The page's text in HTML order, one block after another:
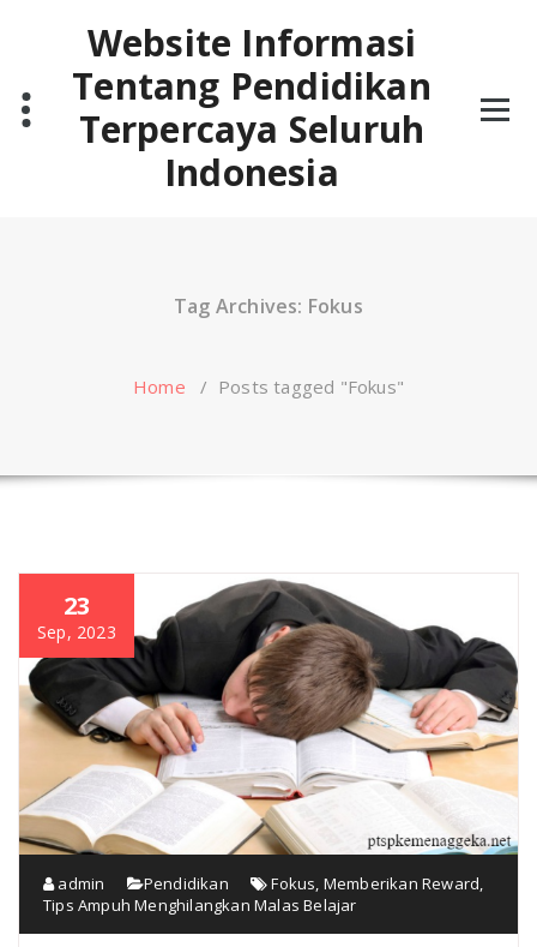
Website Informasi
Tentang Pendidikan
Terpercaya Seluruh
Indonesia
Tag Archives: Fokus
Home / Posts tagged "Fokus"
23
Sep, 2023
admin Pendidikan Fokus Memberikan Reward
Tips Ampuh Menghilangkan Malas Belajar